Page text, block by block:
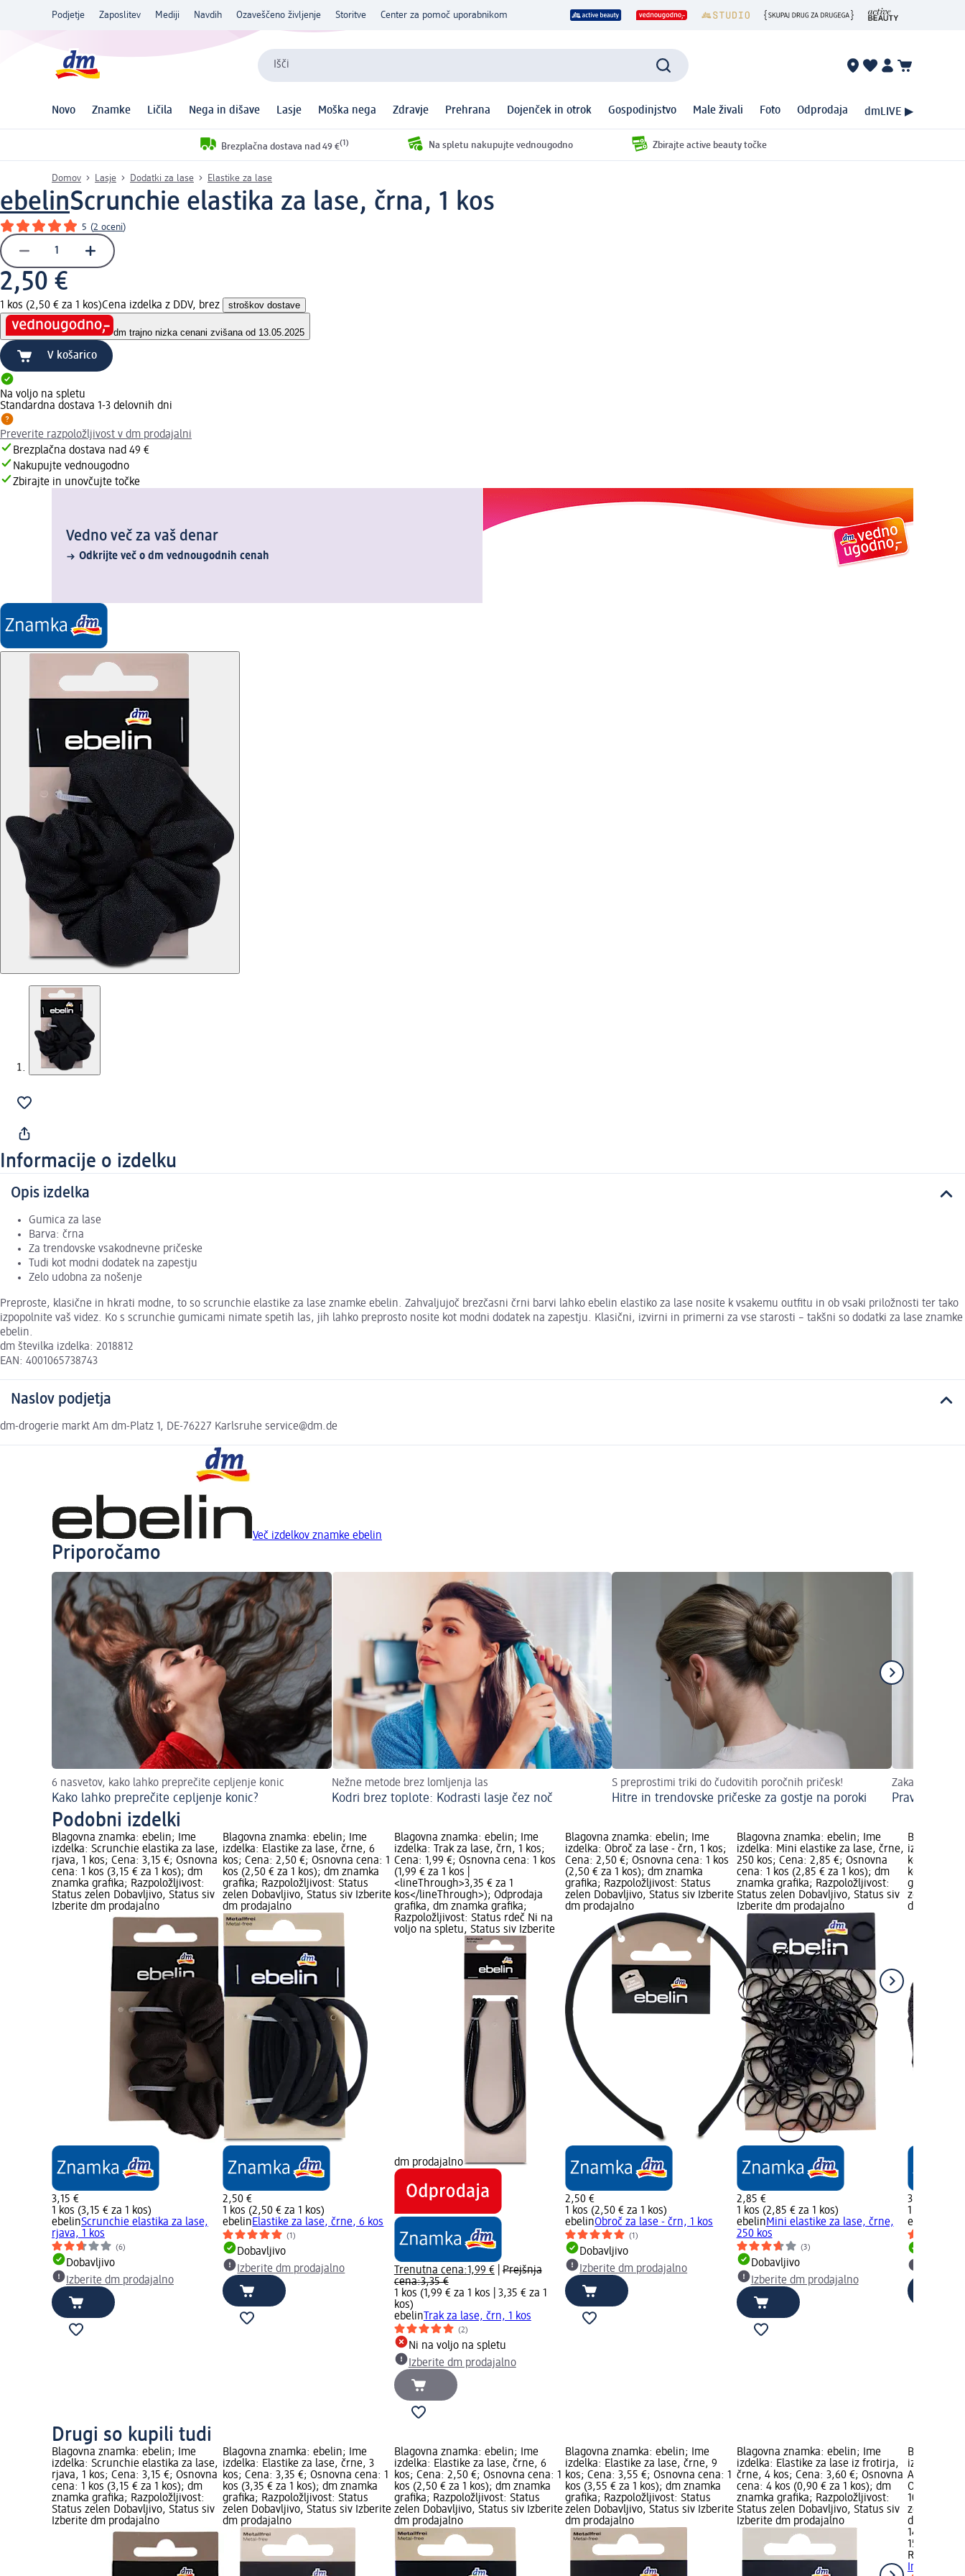
Podjetje Zaposlitev Mediji Navdih Ozaveščeno življenje Storitve Center za pomoč uporabnikom
Išči
Novo Znamke Ličila Nega in dišave Lasje Moška nega Zdravje Prehrana Dojenček in otrok Gospodinjstvo Male živali Foto Odprodaja dmLIVE ▶
Brezplačna dostava nad 49 €(1) Na spletu nakupujte vednougodno Zbirajte active beauty točke
Domov Lasje Dodatki za lase Elastike za lase
ebelinScrunchie elastika za lase, črna, 1 kos
5 (2 oceni)
2,50 €
1 kos (2,50 € za 1 kos)Cena izdelka z DDV, brez stroškov dostave
dm trajno nizka cenani zvišana od 13.05.2025
V košarico
Na voljo na spletu
Standardna dostava 1-3 delovnih dni
Preverite razpoložljivost v dm prodajalni
Brezplačna dostava nad 49 €
Nakupujte vednougodno
Zbirajte in unovčujte točke
Vedno več za vaš denar
Odkrijte več o dm vednougodnih cenah
Informacije o izdelku
Opis izdelka
Gumica za lase
Barva: črna
Za trendovske vsakodnevne pričeske
Tudi kot modni dodatek na zapestju
Zelo udobna za nošenje
Preproste, klasične in hkrati modne, to so scrunchie elastike za lase znamke ebelin. Zahvaljujoč brezčasni črni barvi lahko ebelin elastiko za lase nosite k vsakemu outfitu in ob vsaki priložnosti ter tako
izpopolnite vaš videz. Ko s scrunchie gumicami nimate spetih las, jih lahko preprosto nosite kot modni dodatek na zapestju. Klasični, izvirni in primerni za vse starosti – takšni so dodatki za lase znamke
ebelin.
dm številka izdelka: 2018812
EAN: 4001065738743
Naslov podjetja
dm-drogerie markt Am dm-Platz 1, DE-76227 Karlsruhe service@dm.de
Več izdelkov znamke ebelin
Priporočamo
6 nasvetov, kako lahko preprečite cepljenje konic
Kako lahko preprečite cepljenje konic?
Nežne metode brez lomljenja las
Kodri brez toplote: Kodrasti lasje čez noč
S preprostimi triki do čudovitih poročnih pričesk!
Hitre in trendovske pričeske za gostje na poroki
Zakaj je
Pravilno
Podobni izdelki
Blagovna znamka: ebelin; Ime
izdelka: Scrunchie elastika za lase,
rjava, 1 kos; Cena: 3,15 €; Osnovna
cena: 1 kos (3,15 € za 1 kos); dm
znamka grafika; Razpoložljivost:
Status zelen Dobavljivo, Status siv
Izberite dm prodajalno
3,15 €
1 kos (3,15 € za 1 kos)
ebelinScrunchie elastika za lase,
rjava, 1 kos
(6)
Dobavljivo
Izberite dm prodajalno
Blagovna znamka: ebelin; Ime
izdelka: Elastike za lase, črne, 6
kos; Cena: 2,50 €; Osnovna cena: 1
kos (2,50 € za 1 kos); dm znamka
grafika; Razpoložljivost: Status
zelen Dobavljivo, Status siv Izberite
dm prodajalno
2,50 €
1 kos (2,50 € za 1 kos)
ebelinElastike za lase, črne, 6 kos
(1)
Dobavljivo
Izberite dm prodajalno
Blagovna znamka: ebelin; Ime
izdelka: Trak za lase, črn, 1 kos;
Cena: 1,99 €; Osnovna cena: 1 kos
(1,99 € za 1 kos |
<lineThrough>3,35 € za 1
kos</lineThrough>); Odprodaja
grafika, dm znamka grafika;
Razpoložljivost: Status rdeč Ni na
voljo na spletu, Status siv Izberite
dm prodajalno
Trenutna cena:1,99 €|Prejšnja
cena:3,35 €
1 kos (1,99 € za 1 kos | 3,35 € za 1
kos)
ebelin Trak za lase, črn, 1 kos
(2)
Ni na voljo na spletu
Izberite dm prodajalno
Blagovna znamka: ebelin; Ime
izdelka: Obroč za lase - črn, 1 kos;
Cena: 2,50 €; Osnovna cena: 1 kos
(2,50 € za 1 kos); dm znamka
grafika; Razpoložljivost: Status
zelen Dobavljivo, Status siv Izberite
dm prodajalno
2,50 €
1 kos (2,50 € za 1 kos)
ebelinObroč za lase - črn, 1 kos
(1)
Dobavljivo
Izberite dm prodajalno
Blagovna znamka: ebelin; Ime
izdelka: Mini elastike za lase, črne,
250 kos; Cena: 2,85 €; Osnovna
cena: 1 kos (2,85 € za 1 kos); dm
znamka grafika; Razpoložljivost:
Status zelen Dobavljivo, Status siv
Izberite dm prodajalno
2,85 €
1 kos (2,85 € za 1 kos)
ebelinMini elastike za lase, črne,
250 kos
(3)
Dobavljivo
Izberite dm prodajalno
Blagovna
izdelka:
kos; Cena:
kos (3,35 €
grafika;
zelen
dm
3,35 €
1 kos (3,35
ebelin
Drugi so kupili tudi
Blagovna znamka: ebelin; Ime
izdelka: Scrunchie elastika za lase,
rjava, 1 kos; Cena: 3,15 €; Osnovna
cena: 1 kos (3,15 € za 1 kos); dm
znamka grafika; Razpoložljivost:
Status zelen Dobavljivo, Status siv
Izberite dm prodajalno
Blagovna znamka: ebelin; Ime
izdelka: Elastike za lase, črne, 3
kos; Cena: 3,35 €; Osnovna cena: 1
kos (3,35 € za 1 kos); dm znamka
grafika; Razpoložljivost: Status
zelen Dobavljivo, Status siv Izberite
dm prodajalno
Blagovna znamka: ebelin; Ime
izdelka: Elastike za lase, črne, 6
kos; Cena: 2,50 €; Osnovna cena: 1
kos (2,50 € za 1 kos); dm znamka
grafika; Razpoložljivost: Status
zelen Dobavljivo, Status siv Izberite
dm prodajalno
Blagovna znamka: ebelin; Ime
izdelka: Elastike za lase, črne, 9
kos; Cena: 3,55 €; Osnovna cena: 1
kos (3,55 € za 1 kos); dm znamka
grafika; Razpoložljivost: Status
zelen Dobavljivo, Status siv Izberite
dm prodajalno
Blagovna znamka: ebelin; Ime
izdelka: Elastike za lase iz frotirja,
črne, 4 kos; Cena: 3,60 €; Osnovna
cena: 4 kos (0,90 € za 1 kos); dm
znamka grafika; Razpoložljivost:
Status zelen Dobavljivo, Status siv
Izberite dm prodajalno
Blagovna
izdelka:
All In One,
Osnovna
100 ml);
zelen
dm
14,95 €
150 ml
REVLON
In One, 150